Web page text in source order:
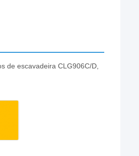
de escavadeira CLG906C/D,